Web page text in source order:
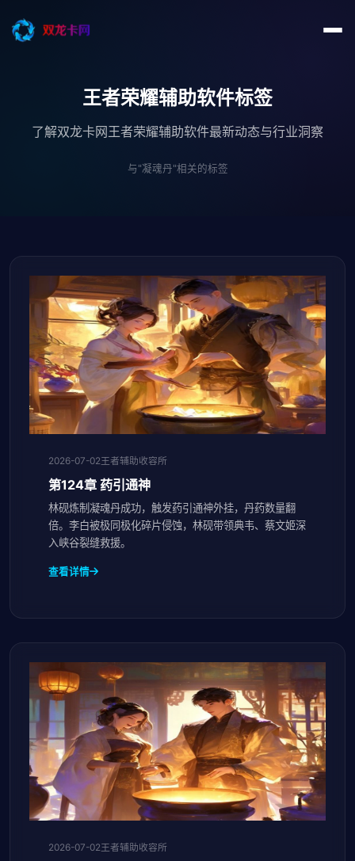
王者荣耀辅助软件标签
了解双龙卡网王者荣耀辅助软件最新动态与行业洞察
与"凝魂丹"相关的标签
2026-07-02王者辅助收容所
第124章 药引通神
林砚炼制凝魂丹成功，触发药引通神外挂，丹药数量翻
倍。李白被极同极化碎片侵蚀，林砚带领典韦、蔡文姬深
入峡谷裂缝救援。
查看详情
2026-07-02王者辅助收容所